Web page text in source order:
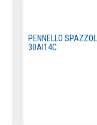
PENNELLO
30AI14C